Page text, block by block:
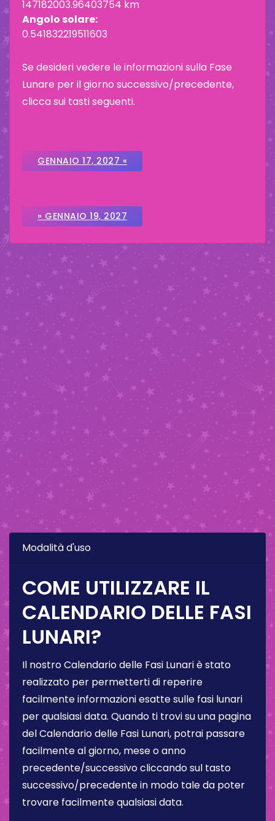
147182003.96403754 km
Angolo solare:
0.541832219511603
Se desideri vedere le informazioni sulla Fase
Lunare per il giorno successivo/precedente,
clicca sui tasti seguenti.
GENNAIO 17, 2027 «
» GENNAIO 19, 2027
Modalità d'uso
COME UTILIZZARE IL
CALENDARIO DELLE FASI
LUNARI?
Il nostro Calendario delle Fasi Lunari è stato
realizzato per permetterti di reperire
facilmente informazioni esatte sulle fasi lunari
per qualsiasi data. Quando ti trovi su una pagina
del Calendario delle Fasi Lunari, potrai passare
facilmente al giorno, mese o anno
precedente/successivo cliccando sul tasto
successivo/precedente in modo tale da poter
trovare facilmente qualsiasi data.